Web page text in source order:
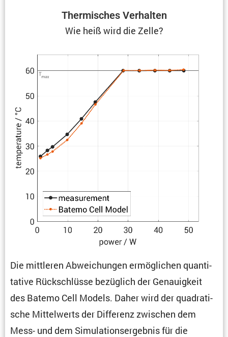
Thermi­sches Verhalten
Wie heiß wird die Zelle?
Die mittleren Abwei­chungen ermög­li­chen quanti­
ta­tive Rückschlüsse bezüg­lich der Genau­ig­keit
des Batemo Cell Models. Daher wird der quadra­ti­
sche Mittel­werts der Diffe­renz zwischen dem
Mess- und dem Simula­ti­ons­er­gebnis für die